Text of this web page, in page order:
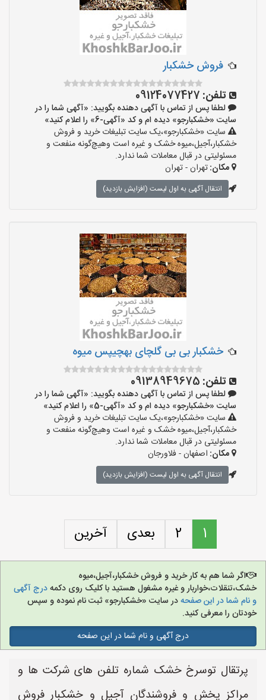
فروش خشکبار
تلفن: 09124077427
لطفا پس از تماس با آگهی دهنده بگویید: «آگهی شما را در
سایت «خشکبارجو» دیده ام و کد «آگهی-6» را اعلام کنید»
سایت «خشکبارجو»،یک سایت تبلیغات خرید و فروش
خشکبار،آجیل،میوه خشک و غیره است وهیچ‌گونه منفعت و
مسئولیتی در قبال معاملات شما ندارد.
مکان:تهران - تهران
انتقال آگهی به اول لیست (افزایش بازدید)
خشکبار بی بی گلچای بهچیپس میوه
تلفن: 09138949675
لطفا پس از تماس با آگهی دهنده بگویید: «آگهی شما را در
سایت «خشکبارجو» دیده ام و کد «آگهی-5» را اعلام کنید»
سایت «خشکبارجو»،یک سایت تبلیغات خرید و فروش
خشکبار،آجیل،میوه خشک و غیره است وهیچ‌گونه منفعت و
مسئولیتی در قبال معاملات شما ندارد.
مکان: اصفهان - فلاورجان
انتقال آگهی به اول لیست (افزایش بازدید)
1
2 بعدی آخرین
اگر شما هم به کار خرید و فروش خشکبار،آجیل،میوه
خشک،تنقلات،خواربار و غیره مشغول هستید با کلیک روی دکمهدرج آگهی
و نام شما در این صفحهدر سایت «خشکبارجو» ثبت نام نموده و سپس
خودتان را معرفی کنید.
درج آگهی و نام شما در این صفحه
پرتقال توسرخ خشک شماره تلفن های شرکت ها و
مراکز پخش و فروشندگان آجیل و خشکبار فروش